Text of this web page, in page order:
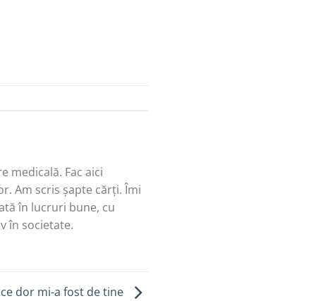
medicală. Fac aici
Am scris șapte cărți. Îmi
în lucruri bune, cu
în societate.
dor mi-a fost de tine